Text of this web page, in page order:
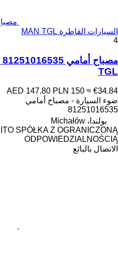
السيارات القاطرة MAN TGL
4
TGL
AED 147.80 PLN 150 ≈ €34.84
ضوء السيارة - مصباح أمامي
81251016535
بولندا، Michałów
SPÓŁKA Z OGRANICZONĄ
ODPOWIEDZIALNOŚCIĄ
الاتصال بالبائع